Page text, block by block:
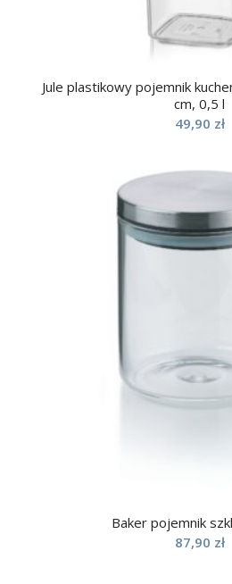
Jule plastikowy pojemnik
cm, 0,5 l
49,90 zł
Baker pojemnik
87,90 zł